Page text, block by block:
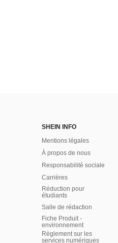
SHEIN INFO
Mentions légales
À propos de nous
Responsabilité sociale
Carrières
Réduction pour
étudiants
Salle de rédaction
Fiche Produit -
environnement
Règlement sur les
services numériques